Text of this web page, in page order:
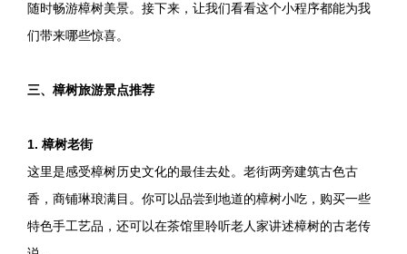
随时畅游樟树美景。接下来，让我们看看这个小程序都能为我
们带来哪些惊喜。
三、樟树旅游景点推荐
1. 樟树老街
这里是感受樟树历史文化的最佳去处。老街两旁建筑古色古
香，商铺琳琅满目。你可以品尝到地道的樟树小吃，购买一些
特色手工艺品，还可以在茶馆里聆听老人家讲述樟树的古老传